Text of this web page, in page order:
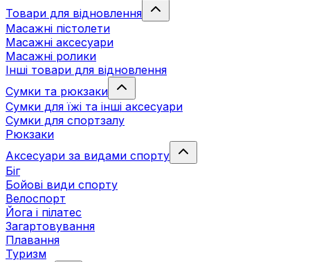
Товари для відновлення
Масажні пістолети
Масажні аксесуари
Масажні ролики
Інші товари для відновлення
Сумки та рюкзаки
Сумки для їжі та інші аксесуари
Сумки для спортзалу
Рюкзаки
Аксесуари за видами спорту
Біг
Бойові види спорту
Велоспорт
Йога і пілатес
Загартовування
Плавання
Туризм